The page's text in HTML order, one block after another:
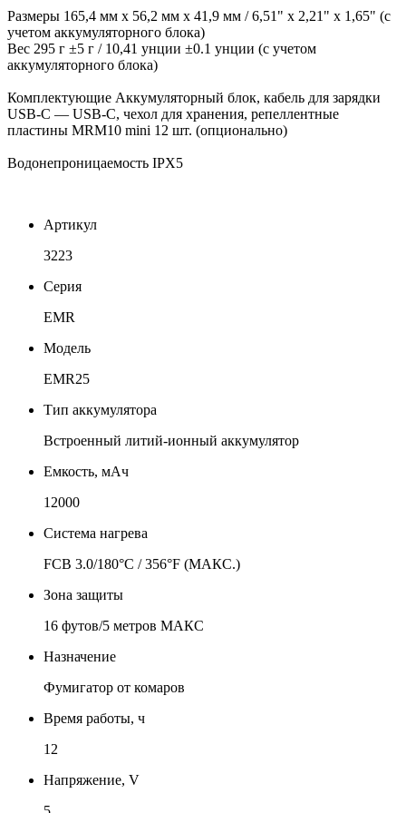
Размеры 165,4 мм x 56,2 мм x 41,9 мм / 6,51" x 2,21" x 1,65" (с
учетом аккумуляторного блока)
Вес 295 г ±5 г / 10,41 унции ±0.1 унции (с учетом
аккумуляторного блока)
Комплектующие Аккумуляторный блок, кабель для зарядки
USB-C — USB-C, чехол для хранения, репеллентные
пластины MRM10 mini 12 шт. (опционально)
Водонепроницаемость IPX5
Артикул
3223
Серия
EMR
Модель
EMR25
Тип аккумулятора
Встроенный литий-ионный аккумулятор
Емкость, мАч
12000
Система нагрева
FCB 3.0/180°C / 356°F (МАКС.)
Зона защиты
16 футов/5 метров МАКС
Назначение
Фумигатор от комаров
Время работы, ч
12
Напряжение, V